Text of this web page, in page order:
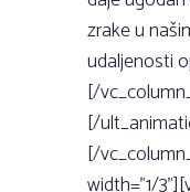
zrake u
udaljenosti
[/
[/
[/
width=”1/